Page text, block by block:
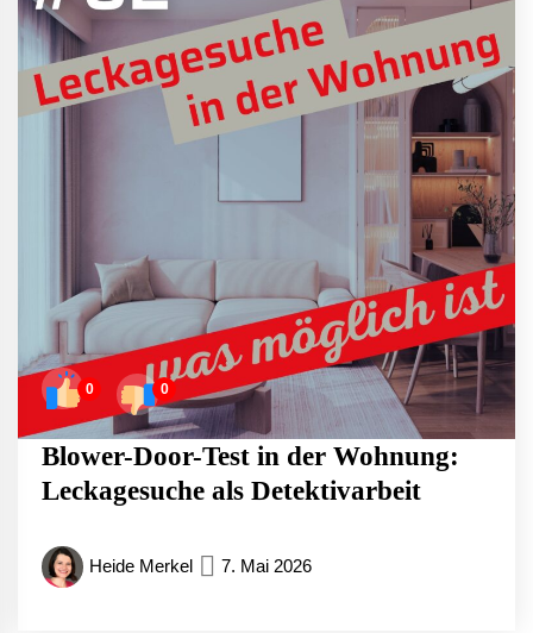
0 0
Blower-Door-Test in der Wohnung:
Leckagesuche als Detektivarbeit
Heide Merkel 7. Mai 2026